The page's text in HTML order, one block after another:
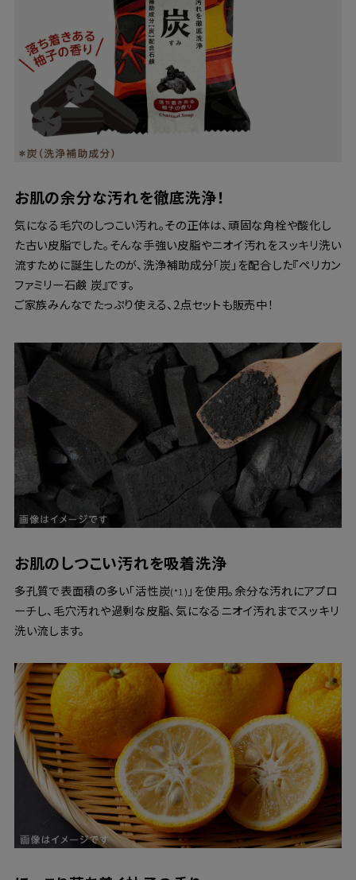
お肌の余分な汚れを徹底洗浄！
気になる毛穴のしつこい汚れ。その正体は、頑固な角栓や酸化し
た古い皮脂でした。そんな手強い皮脂やニオイ汚れをスッキリ洗い
流すために誕生したのが、洗浄補助成分「炭」を配合した『ペリカン
ファミリー石鹸 炭』です。
ご家族みんなでたっぷり使える、2点セットも販売中！
お肌のしつこい汚れを吸着洗浄
多孔質で表面積の多い「活性炭(*1) 」を使用。余分な汚れにアプロ
ーチし、毛穴汚れや過剰な皮脂、気になるニオイ汚れまでスッキリ
洗い流します。